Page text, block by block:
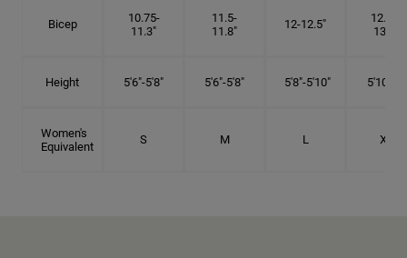
Bicep
10.75-
11.3"
11.5-
11.8"
12-12.5"
12.75-
13.3"
Height 5'6"-5'8" 5'6"-5'8" 5'8"-5'10" 5'10"- 6'
Women's
Equivalent
S M L XL